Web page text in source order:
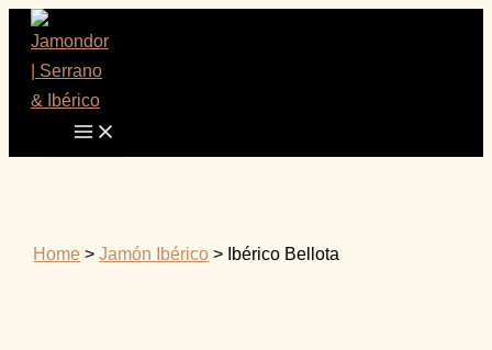
contenido
Home >Jamón Ibérico > Ibérico Bellota